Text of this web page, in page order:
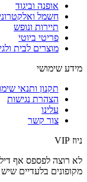
אופנה וביגוד
חשמל
תיירות ונופש
פריטי ביוטי
מוצרים לבית
מידע שימושי
תקנון ותנאי
הצהרת נגישות
עלינו
צור קשר
ניוז VIP
לא רוצה לפספס אף דיל
מקופונים בלעדיים